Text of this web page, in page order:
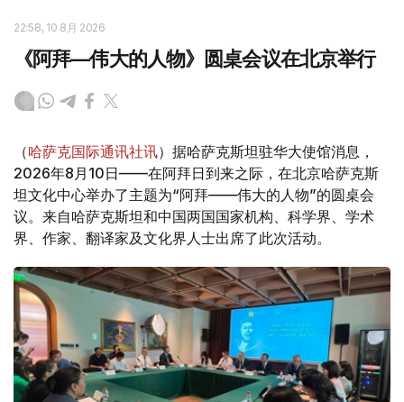
22:58, 10 8月 2026
《阿拜—伟大的人物》圆桌会议在北京举行
（哈萨克国际通讯社讯）据哈萨克斯坦驻华大使馆消息，
2026年8月10日——在阿拜日到来之际，在北京哈萨克斯
坦文化中心举办了主题为“阿拜——伟大的人物”的圆桌会
议。来自哈萨克斯坦和中国两国国家机构、科学界、学术
界、作家、翻译家及文化界人士出席了此次活动。